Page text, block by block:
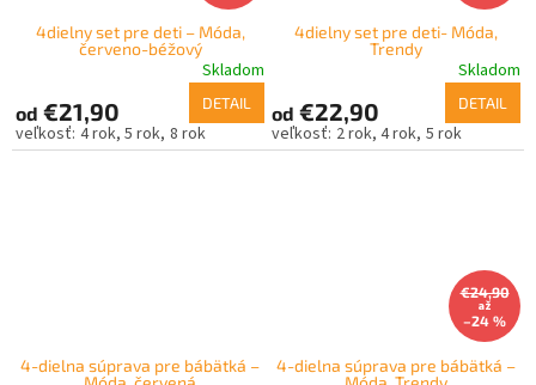
4dielny set pre deti – Móda,
červeno-béžový
Skladom
od €21,90 DETAIL
4 rok 5 rok 8 rok
4dielny set pre deti- Móda,
Trendy
Skladom
od €22,90 DETAIL
2 rok 4 rok 5 rok
4-dielna súprava pre bábätká –
€24,90
až
–24 %
4-dielna súprava pre bábätká –